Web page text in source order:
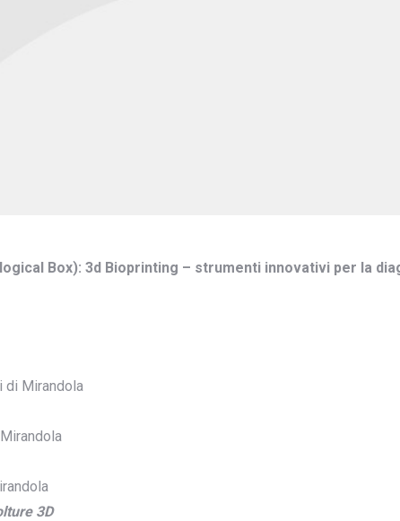
Box): 3d Bioprinting – strumenti innovativi per la
di Mirandola
3D